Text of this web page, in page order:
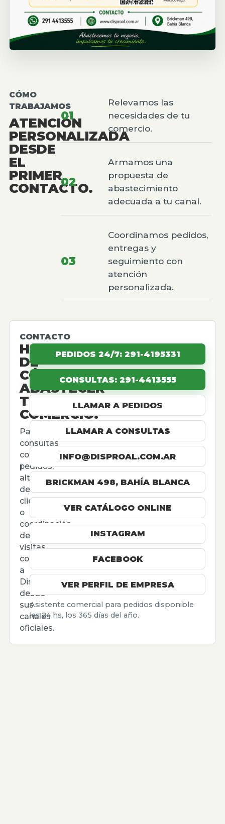
CÓMO
TRABAJAMOS
ATENCIÓN
PERSONALIZADA
DESDE
EL
PRIMER
CONTACTO.
01
Relevamos las
necesidades de tu
comercio.
02
Armamos una
propuesta de
abastecimiento
adecuada a tu canal.
03
Coordinamos pedidos,
entregas y
seguimiento con
atención
personalizada.
CONTACTO
HABLEMOS
DE
CÓMO
ABASTECER
TU
COMERCIO.
Para
consultas
comerciales,
pedidos,
altas
de
cliente
o
coordinación
de
visitas,
contactá
a
Disproal
desde
sus
canales
oficiales.
PEDIDOS 24/7: 291-4195331
CONSULTAS: 291-4413555
LLAMAR A PEDIDOS
LLAMAR A CONSULTAS
INFO@DISPROAL.COM.AR
BRICKMAN 498, BAHÍA BLANCA
VER CATÁLOGO ONLINE
INSTAGRAM
FACEBOOK
VER PERFIL DE EMPRESA
Asistente comercial para pedidos disponible
las 24 hs, los 365 días del año.